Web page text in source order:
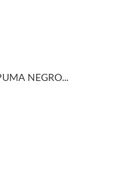
NEGRO...